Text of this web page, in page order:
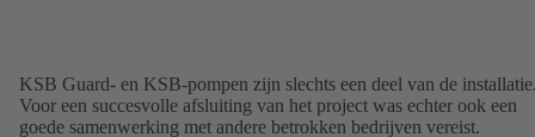
KSB Guard- en KSB-pompen zijn slechts een deel van de
Voor een succesvolle afsluiting van het project was echter ook een
goede samenwerking met andere betrokken bedrijven vereist.